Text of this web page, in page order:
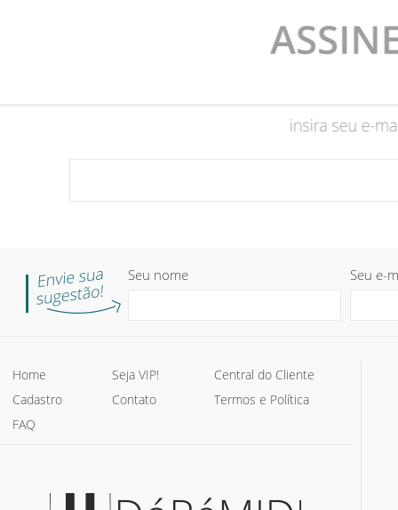
Seu nome Seu e-
Home Seja VIP!
Central do Cliente
Cadastro
Contato
Termos e Política
FAQ